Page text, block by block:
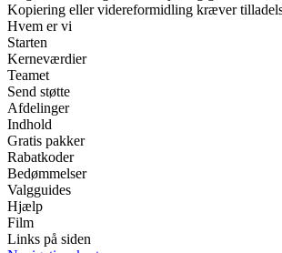
Kopiering eller videreformidling kræver
Hvem er vi
Starten
Kerneværdier
Teamet
Send støtte
Afdelinger
Indhold
Gratis pakker
Rabatkoder
Bedømmelser
Valgguides
Hjælp
Film
Links på siden